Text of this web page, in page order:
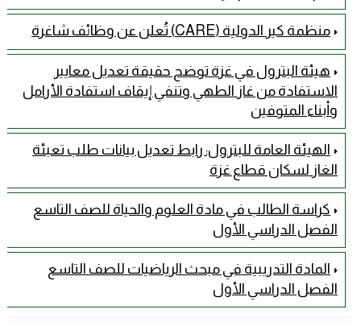
منظمة كير الدولية (CARE) تُعلن عن وظائف شاغرة
هيئة البترول في غزة توضح حقيقة تعديل معايير
الاستفادة من غاز الطهي وتنفي إيقاف استفادة الأرامل
وأبناء المتوفين
الهيئة العامة للبترول: رابط تعديل بيانات طلب تعبئة
الغاز لسكان قطاع غزة
كراسة الطالب في مادة العلوم والحياة للصف التاسع
الفصل الدراسي الأول
المادة التدريبية في مبحث الرياضيات للصف التاسع
الفصل الدراسي الأول